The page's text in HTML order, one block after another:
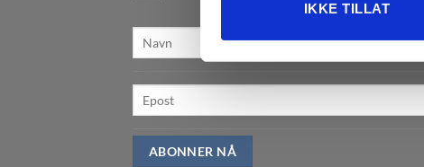
IKKE TILLAT
ABONNER NÅ